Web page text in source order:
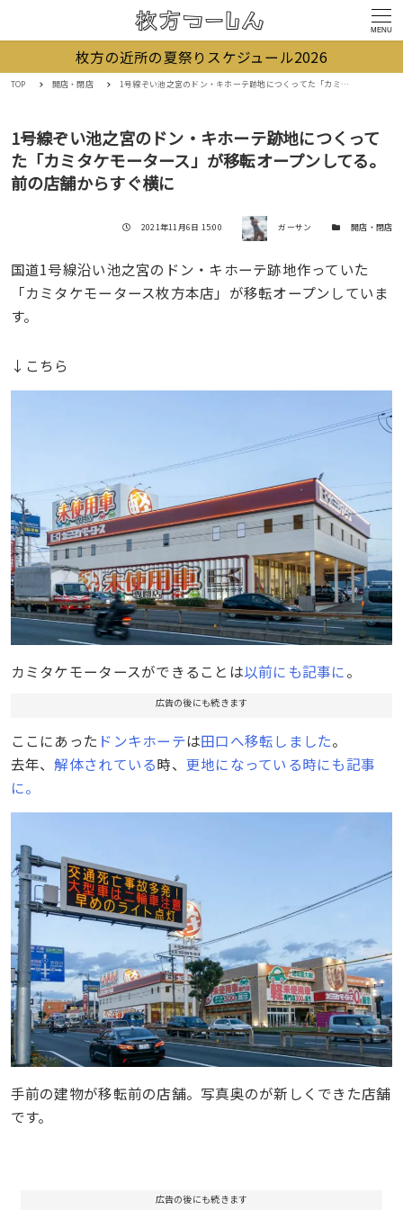
MENU
枚方の近所の夏祭りスケジュール2026
TOP 開店・閉店 1号線ぞい池之宮のドン・キホーテ跡地につくってた「カミタケモータース」が移転オープンしてる。前の店舗からすぐ横に
1号線ぞい池之宮のドン・キホーテ跡地につくって
た「カミタケモータース」が移転オープンしてる。
前の店舗からすぐ横に
投稿日
2021年11月6日 15:00 著者 ガーサン カテゴリー開店・閉店
国道1号線沿い池之宮のドン・キホーテ跡地作っていた
「カミタケモータース枚方本店」が移転オープンしていま
す。
↓こちら
カミタケモータースができることは以前にも記事に。
広告の後にも続きます
ここにあった ドンキホーテは田口へ移転しました。
去年、解体されている時、 更地になっている時にも記事
に。
手前の建物が移転前の店舗。写真奥のが新しくできた店舗
です。
広告の後にも続きます